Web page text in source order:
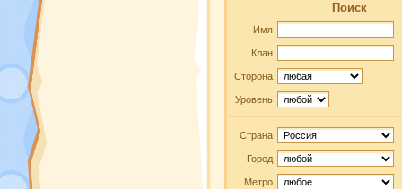
Поиск
Имя
Клан
Сторона
Уровень
Страна
Город
Метро